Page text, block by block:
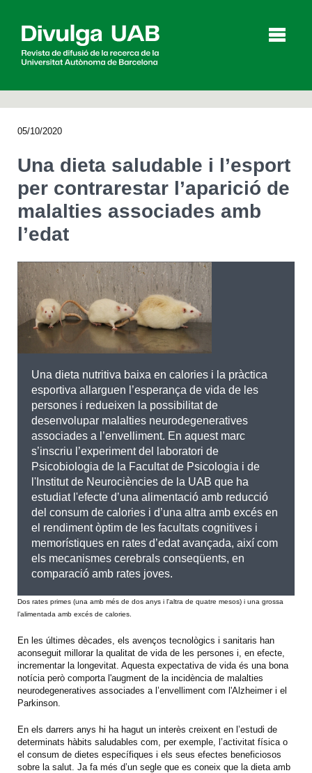
Agenda
English Español
CERCAR
05/10/2020
Una dieta saludable i l’esport
per contrarestar l’aparició de
malalties associades amb
l’edat
Una dieta nutritiva baixa en calories i la pràctica
esportiva allarguen l’esperança de vida de les
persones i redueixen la possibilitat de
desenvolupar malalties neurodegeneratives
associades a l’envelliment. En aquest marc
s’inscriu l’experiment del laboratori de
Psicobiologia de la Facultat de Psicologia i de
l'Institut de Neurociències de la UAB que ha
estudiat l'efecte d’una alimentació amb reducció
del consum de calories i d’una altra amb excés en
el rendiment òptim de les facultats cognitives i
memorístiques en rates d’edat avançada, així com
els mecanismes cerebrals conseqüents, en
comparació amb rates joves.
Dos rates primes (una amb més de dos anys i l'altra de quatre mesos) i una grossa
l’alimentada amb excés de calories.
En les últimes dècades, els avenços tecnològics i sanitaris han
aconseguit millorar la qualitat de vida de les persones i, en efecte,
incrementar la longevitat. Aquesta expectativa de vida és una bona
notícia però comporta l'augment de la incidència de malalties
neurodegeneratives associades a l’envelliment com l'Alzheimer i el
Parkinson.
En els darrers anys hi ha hagut un interès creixent en l’estudi de
determinats hàbits saludables com, per exemple, l’activitat física o
el consum de dietes específiques i els seus efectes beneficiosos
sobre la salut. Ja fa més d’un segle que es coneix que la dieta amb